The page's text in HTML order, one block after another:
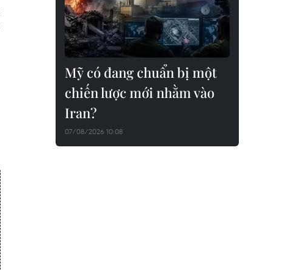
Mỹ có đang chuẩn bị một
chiến lược mới nhằm vào
Iran?
07/08/2026 10:08